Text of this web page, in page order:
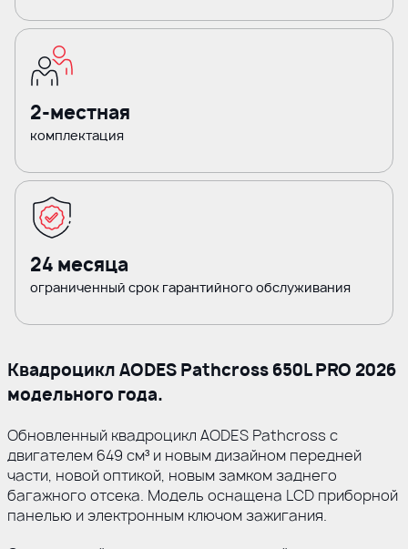
2-местная
комплектация
24 месяца
ограниченный срок гарантийного обслуживания
Квадроцикл AODES Pathcross 650L PRO 2026
модельного года.
Обновленный квадроцикл AODES Pathcross с
двигателем 649 см³ и новым дизайном передней
части, новой оптикой, новым замком заднего
багажного отсека. Модель оснащена LCD приборной
панелью и электронным ключом зажигания.